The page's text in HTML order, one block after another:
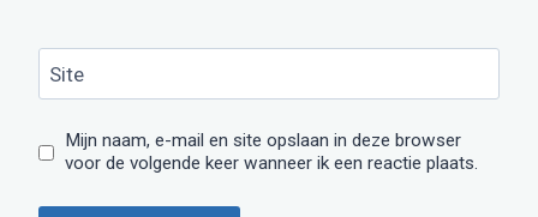
Site
Mijn naam, e-mail en site opslaan in deze browser
voor de volgende keer wanneer ik een reactie plaats.